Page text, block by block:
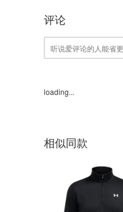
评论
loading...
相似同款